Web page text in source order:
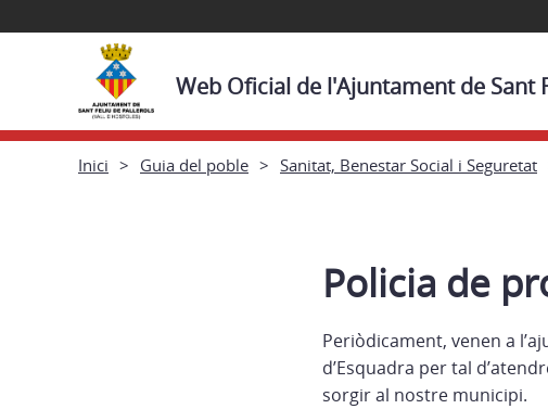
Web Oficial de l'Ajuntament de Sant
Inici Guia del poble Sanitat, Benestar Social i Seguretat
Policia de
Periòdicament, venen a
d’Esquadra per tal
sorgir al nostre municipi.